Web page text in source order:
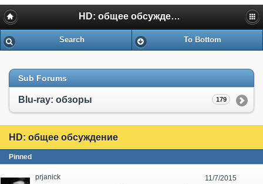
HD: общее обсуждение
Search To Bottom
Sub Forums
Blu-ray: обзоры 179
HD: общее обсуждение
Pinned
11/7/2015
prjanick